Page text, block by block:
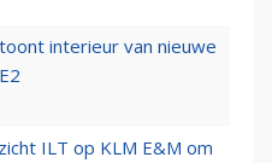
interieur van nieuwe
ILT op KLM E&M om